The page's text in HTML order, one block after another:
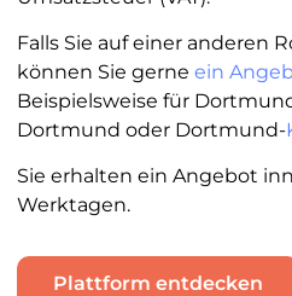
Falls Sie auf einer anderen
können Sie gerne ein
Beispielsweise für
Dortmund oder Dortmund-
Sie erhalten ein Angebot
Werktagen.
Plattform entdecken